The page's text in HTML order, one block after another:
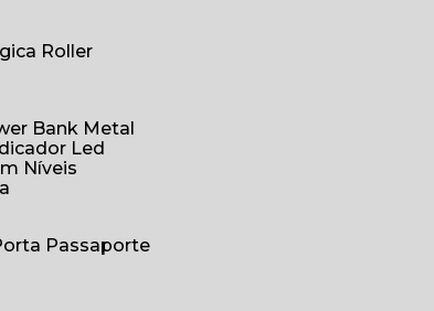
Roller
Bank Metal
Led
Níveis
Porta Passaporte